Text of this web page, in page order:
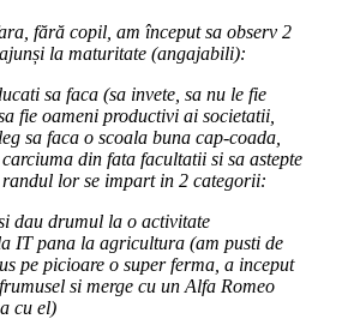
fără copil, am început sa observ 2
la maturitate (angajabili):
sa faca (sa invete, sa nu le fie
fie oameni productivi ai societatii,
sa faca o scoala buna cap-coada,
din fata facultatii si sa astepte
lor se impart in 2 categorii:
dau drumul la o activitate
IT pana la agricultura (am pusti de
pe picioare o super ferma, a inceput
si merge cu un Alfa Romeo
cu el)